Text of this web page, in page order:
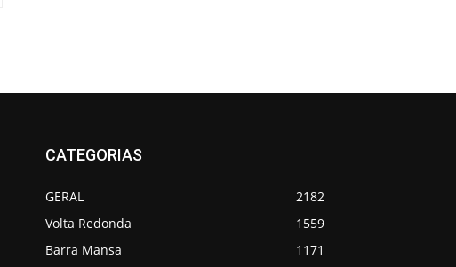
CATEGORIAS
GERAL
2182
Volta Redonda
1559
Barra Mansa
1171